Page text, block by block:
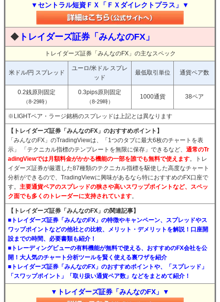
▼セントラル短資ＦＸ「ＦＸダイレクトプラス」▼
◆ トレイダーズ証券「みんなのFX」
トレイダーズ証券「みんなのFX」の主なスペック
米ドル/円 スプレッド
ユーロ/米ドル スプレ
ッド
最低取引単位 通貨ペア数
0.2銭原則固定
（8-29時）
0.3pips原則固定
（8-29時）
1000通貨 38ペア
※LIGHTペア・ラージ銘柄のスプレッドは上記とは異なります
【トレイダーズ証券「みんなのFX」のおすすめポイント】
「みんなのFX」のTradingViewは、「1つのタブに最大6枚のチャートを表
示」 「テクニカル指標のテンプレートを無限に保存」できるなど、 通常のTr
adingViewでは月額料金がかかる機能の一部を誰でも無料で使えます。トレ
イダーズ証券が厳選した87種類のテクニカル指標を駆使した高度なチャート
分析ができるので、TradingViewに興味があるなら特におすすめのFX口座で
す。 主要通貨ペアのスプレッドの狭さや高いスワップポイントなど、スペッ
ク面でも多くのトレーダーに支持されています。
【トレイダーズ証券「みんなのFX」の関連記事】
■トレイダーズ証券「みんなのFX」の特徴やキャンペーン、スプレッドやス
ワップポイントなどの他社との比較、メリット・デメリットを解説！口座開
設までの時間、必要書類も紹介！
■トレーディングビューの有料機能が無料で使える、おすすめのFX会社を公
開！大人気のチャート分析ツールを賢く使える裏ワザを紹介
■トレイダーズ証券「みんなのFX」のおすすめポイントや、「スプレッド」
「スワップポイント」「取り扱い通貨ペア数」などをまとめて紹介！
▼トレイダーズ証券「みんなのFX」▼